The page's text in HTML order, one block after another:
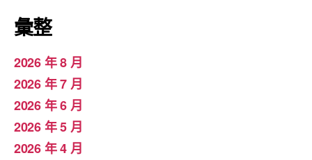
彙整
2026 年 8 月
2026 年 7 月
2026 年 6 月
2026 年 5 月
2026 年 4 月